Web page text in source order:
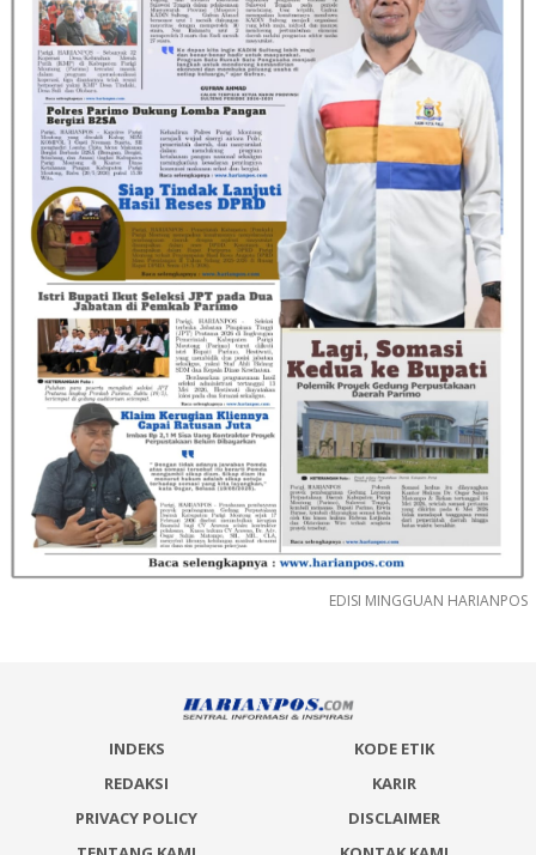
EDISI MINGGUAN HARIANPOS
INDEKS
KODE ETIK
REDAKSI
KARIR
PRIVACY POLICY
DISCLAIMER